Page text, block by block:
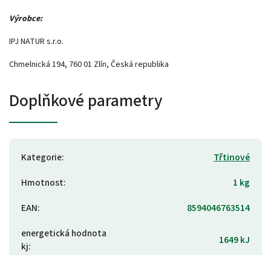
Výrobce:
IPJ NATUR s.r.o.
Chmelnická 194, 760 01 Zlín, Česká republika
Doplňkové parametry
Kategorie:
Třtinové
Hmotnost:
1 kg
EAN:
8594046763514
energetická hodnota
kj: 1649 kJ